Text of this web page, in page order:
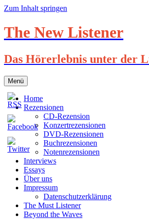
Zum Inhalt springen
The New Listener
Das Hörerlebnis unter der
Menü
Home
Rezensionen
CD-Rezension
Konzertrezensionen
DVD-Rezensionen
Buchrezensionen
Notenrezensionen
Interviews
Essays
Über uns
Impressum
Datenschutzerklärung
The Must Listener
Beyond the Waves